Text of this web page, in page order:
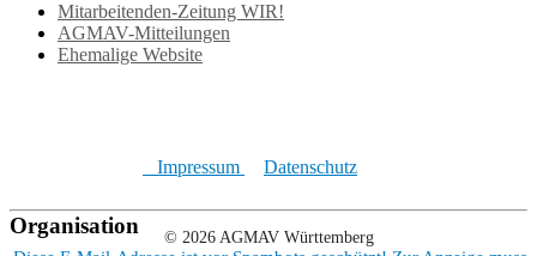
Mitarbeitenden-Zeitung WIR!
AGMAV-Mitteilungen
Ehemalige Website
Impressum Datenschutz
© 2026 AGMAV Württemberg
Organisation